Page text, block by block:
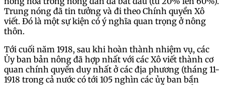
Trung nóng đã tin tưởng và đi theo Chính quyền Xô
viết. Đó là một sự kiện có ý nghĩa quan trọng ở nông
thôn.
Tới cuối năm 1918, sau khi hoàn thành nhiệm vụ, các
Ủy ban bản nông đã hợp nhất với các Xô viết thành cơ
quan chính quyền duy nhất ở các địa phương (tháng 11-
1918 trong cả nước có tới 105 nghìn các ủy ban bần